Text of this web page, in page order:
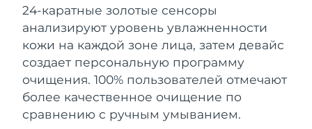
24-каратные золотые сенсоры
анализируют уровень увлажненности
кожи на каждой зоне лица, затем девайс
создает персональную программу
очищения. 100% пользователей отмечают
более качественное очищение по
сравнению с ручным умыванием.
Ливан
Ожидаемая дата доставки
8/9/26
Литва
Ожидаемая дата доставки
Люксембург
Ожидаемая дата доставки